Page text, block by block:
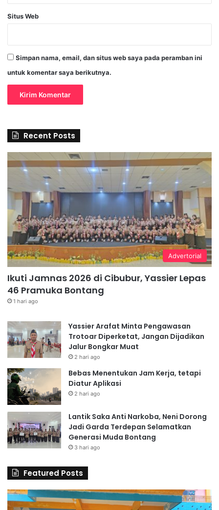
Situs Web
Simpan nama, email, dan situs web saya pada peramban ini
untuk komentar saya berikutnya.
Recent Posts
Advertorial
Ikuti Jamnas 2026 di Cibubur, Yassier Lepas
46 Pramuka Bontang
1 hari ago
Yassier Arafat Minta Pengawasan
Trotoar Diperketat, Jangan Dijadikan
Jalur Bongkar Muat
2 hari ago
Bebas Menentukan Jam Kerja, tetapi
Diatur Aplikasi
2 hari ago
Lantik Saka Anti Narkoba, Neni Dorong
Jadi Garda Terdepan Selamatkan
Generasi Muda Bontang
3 hari ago
Featured Posts
60
Guru
SD
Al